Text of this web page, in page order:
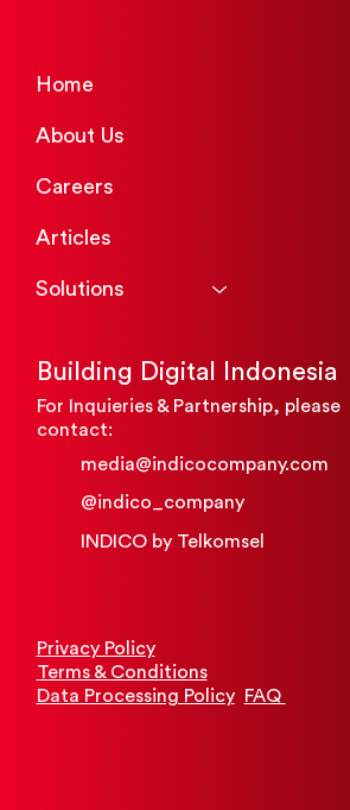
Privacy Policy
Terms & Conditions
Data Processing Policy FAQ
Building Digital Indonesia
For Inquieries & Partnership, please
contact:​
media@indicocompany.com
@indico_company
INDICO by Telkomsel
Home
About Us
Careers
Articles
Solutions